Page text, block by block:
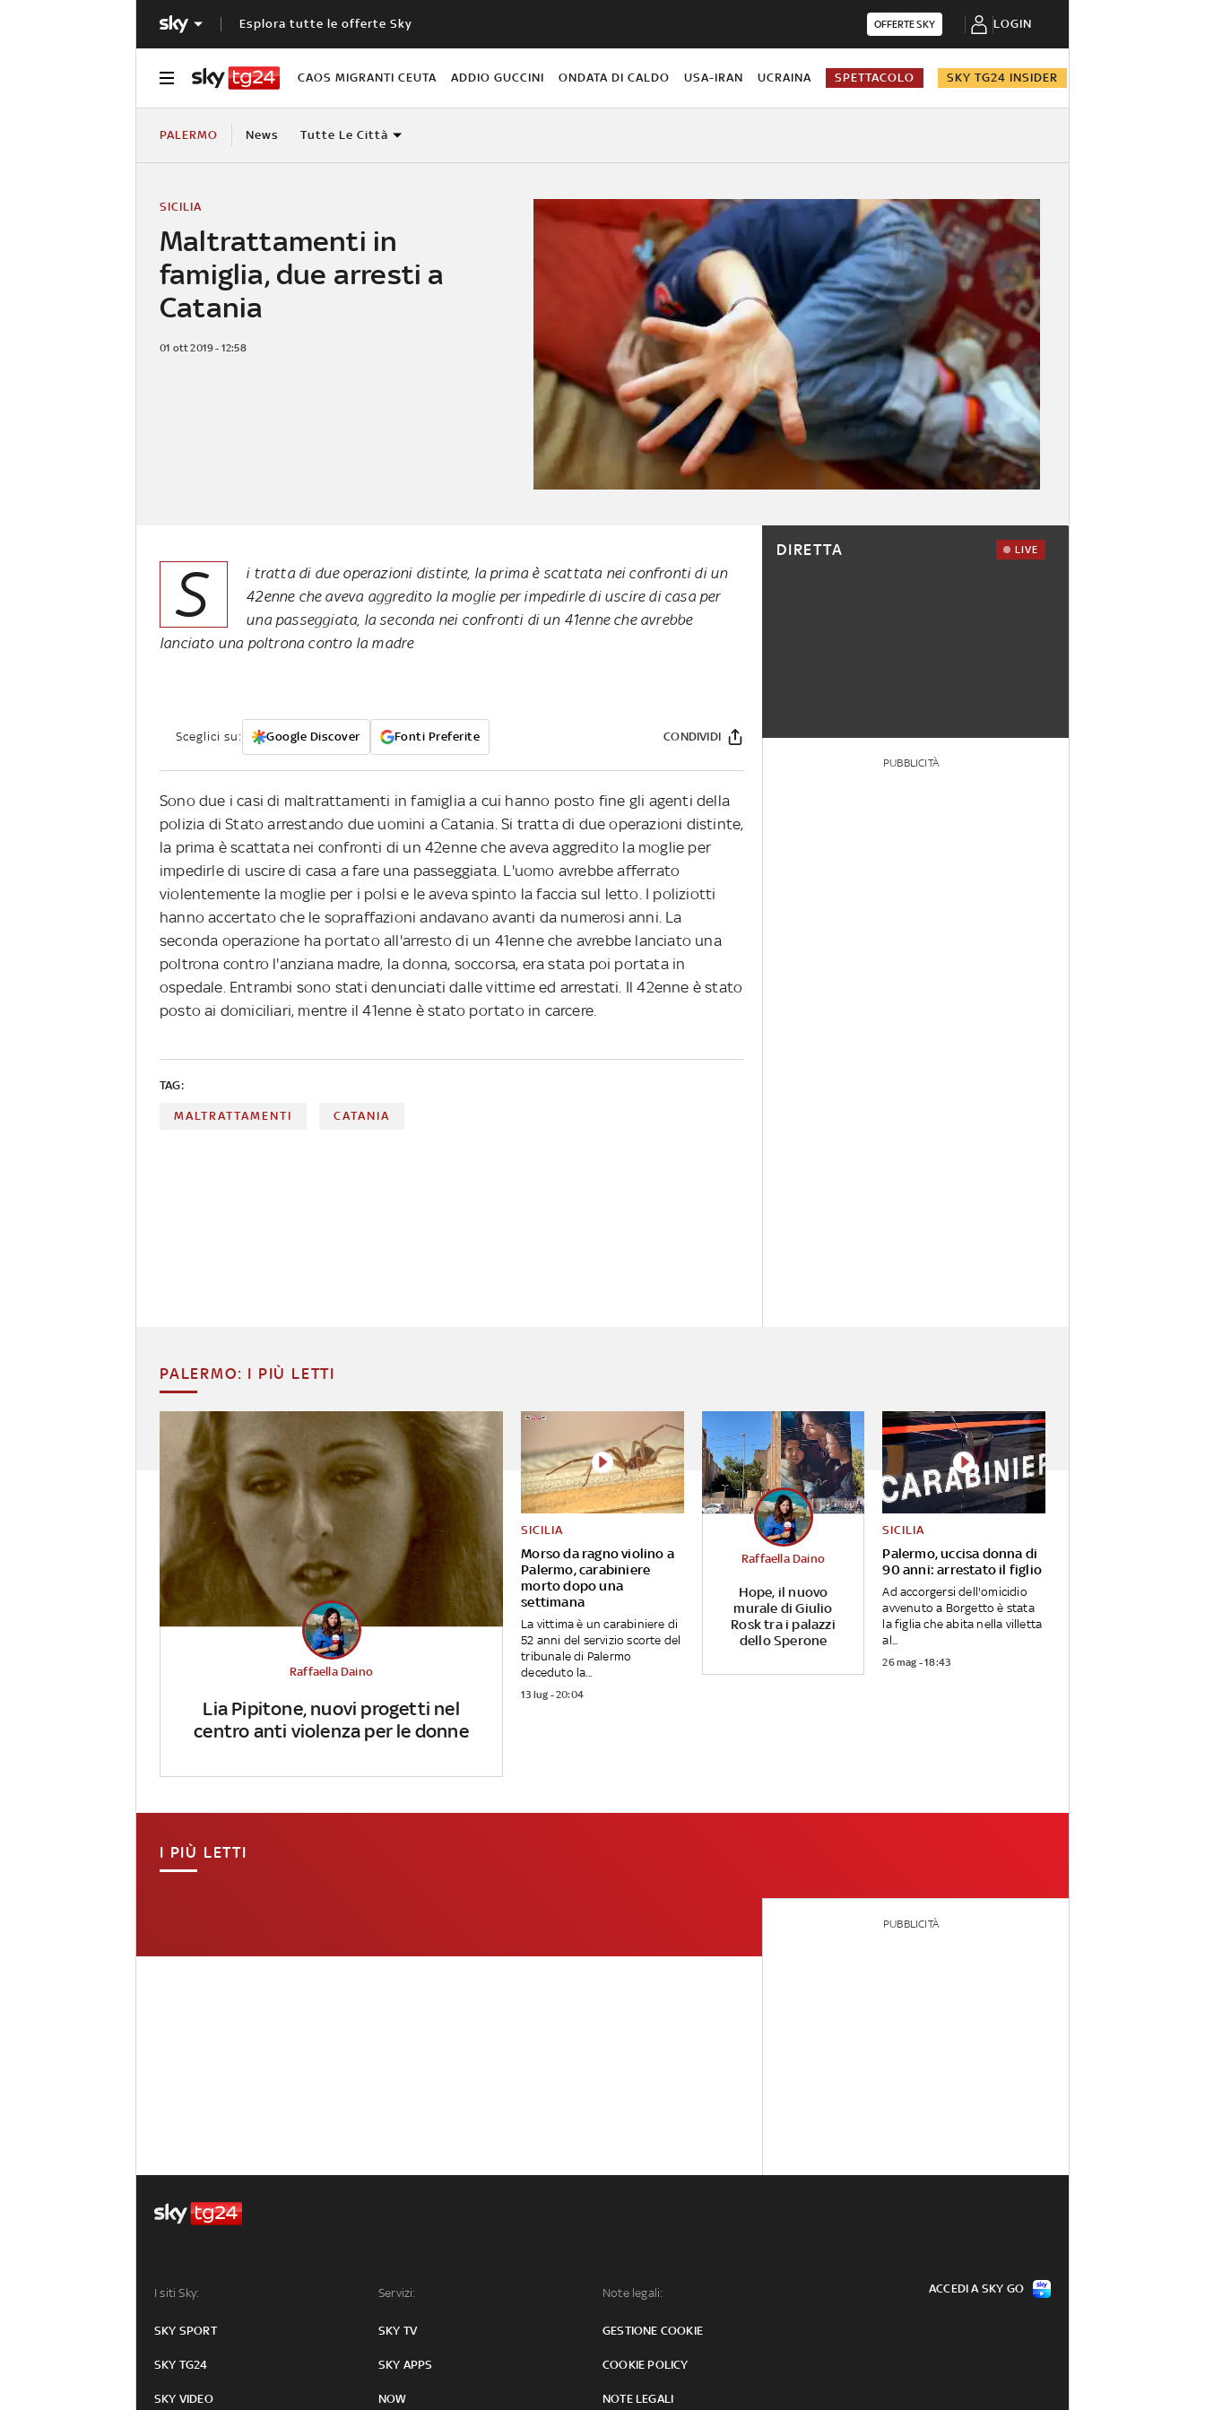
Esplora tutte le offerte Sky OFFERTE SKY LOGIN
CAOS MIGRANTI CEUTA ADDIO GUCCINI ONDATA DI CALDO USA-IRAN UCRAINA SPETTACOLO SKY TG24 INSIDER
PALERMO News Tutte Le Città
Maltrattamenti in
famiglia, due arresti a
Catania
SICILIA
01 ott 2019 - 12:58
S
i tratta di due operazioni distinte, la prima è scattata nei confronti di un
42enne che aveva aggredito la moglie per impedirle di uscire di casa per
una passeggiata, la seconda nei confronti di un 41enne che avrebbe
lanciato una poltrona contro la madre
Sceglici su: Google Discover Fonti Preferite CONDIVIDI
Sono due i casi di maltrattamenti in famiglia a cui hanno posto fine gli agenti della
polizia di Stato arrestando due uomini a Catania. Si tratta di due operazioni distinte,
la prima è scattata nei confronti di un 42enne che aveva aggredito la moglie per
impedirle di uscire di casa a fare una passeggiata. L'uomo avrebbe afferrato
violentemente la moglie per i polsi e le aveva spinto la faccia sul letto. I poliziotti
hanno accertato che le sopraffazioni andavano avanti da numerosi anni. La
seconda operazione ha portato all'arresto di un 41enne che avrebbe lanciato una
poltrona contro l'anziana madre, la donna, soccorsa, era stata poi portata in
ospedale. Entrambi sono stati denunciati dalle vittime ed arrestati. Il 42enne è stato
posto ai domiciliari, mentre il 41enne è stato portato in carcere.
TAG:
MALTRATTAMENTI CATANIA
DIRETTA LIVE
PUBBLICITÀ
PALERMO: I PIÙ LETTI
Lia Pipitone, nuovi progetti nel
centro anti violenza per le donne
Raffaella Daino
Morso da ragno violino a
Palermo, carabiniere
morto dopo una
settimana
SICILIA
La vittima è un carabiniere di
52 anni del servizio scorte del
tribunale di Palermo
deceduto la...
13 lug - 20:04
Hope, il nuovo
murale di Giulio
Rosk tra i palazzi
dello Sperone
Raffaella Daino
Palermo, uccisa donna di
90 anni: arrestato il figlio
SICILIA
Ad accorgersi dell'omicidio
avvenuto a Borgetto è stata
la figlia che abita nella villetta
al...
26 mag - 18:43
I PIÙ LETTI
PUBBLICITÀ
I siti Sky:
SKY SPORT
SKY TG24
SKY VIDEO
Servizi:
SKY TV
SKY APPS
NOW
Note legali:
GESTIONE COOKIE
COOKIE POLICY
NOTE LEGALI
ACCEDI A SKY GO